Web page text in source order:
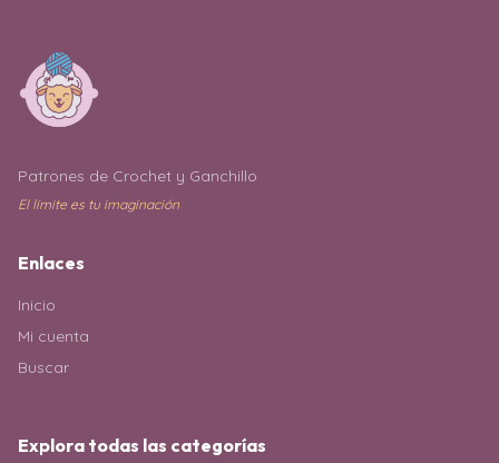
Patrones de Crochet y Ganchillo
El límite es tu imaginación
Enlaces
Inicio
Mi cuenta
Buscar
Explora todas las categorías